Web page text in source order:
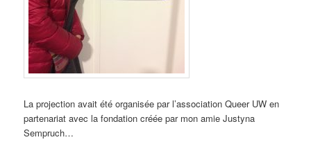
La projection avait été organisée par l’association Queer UW en
partenariat avec la fondation créée par mon amie Justyna
Sempruch…